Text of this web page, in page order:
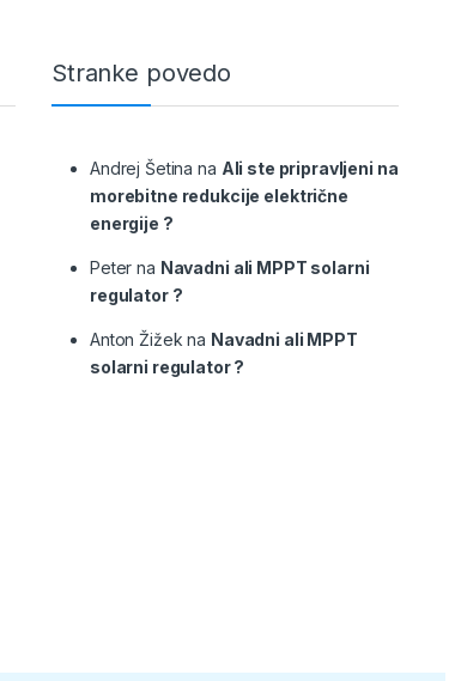
Stranke povedo
Andrej Šetina na Ali ste pripravljeni na
morebitne redukcije električne
energije ?
Peter na Navadni ali MPPT solarni
regulator ?
Anton Žižek na Navadni ali MPPT
solarni regulator ?